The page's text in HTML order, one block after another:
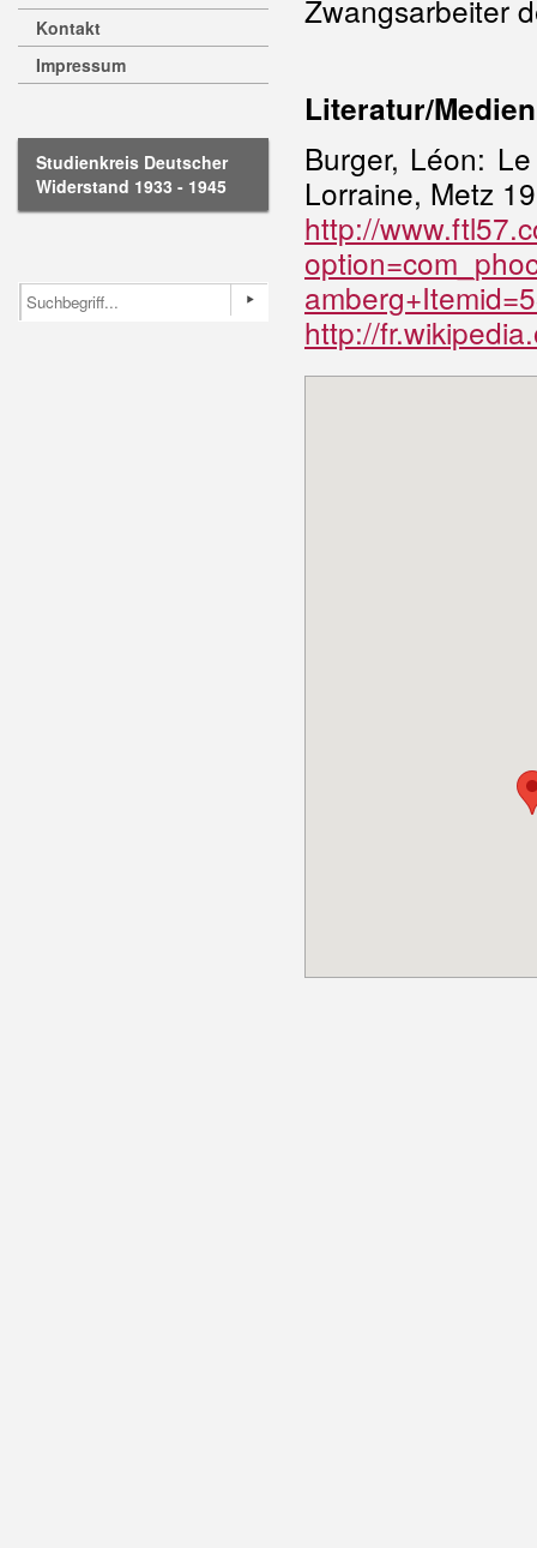
Kontakt
Impressum
Studienkreis Deutscher
Widerstand 1933 - 1945
Zwangsarbeiter
Literatur/Medien
Burger, Léon:
Lorraine, Metz
http://
http://